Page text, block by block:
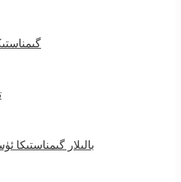
بالىلار گىمناستىكا